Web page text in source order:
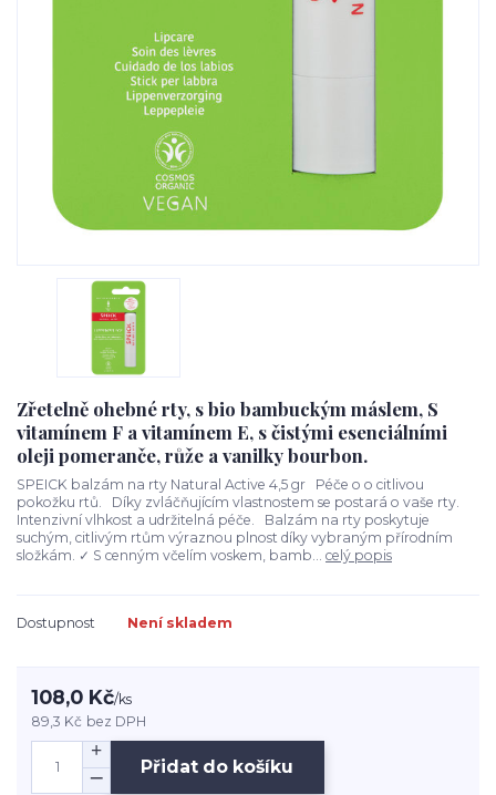
Zřetelně ohebné rty, s bio bambuckým máslem, S
vitamínem F a vitamínem E, s čistými esenciálními
oleji pomeranče, růže a vanilky bourbon.
SPEICK balzám na rty Natural Active 4,5 gr Péče o o citlivou
pokožku rtů. Díky zvláčňujícím vlastnostem se postará o vaše rty.
Intenzivní vlhkost a udržitelná péče. Balzám na rty poskytuje
suchým, citlivým rtům výraznou plnost díky vybraným přírodním
složkám. ✓ S cenným včelím voskem, bamb... celý popis
Dostupnost Není skladem
108,0 Kč/ks
89,3 Kč bez DPH
Přidat do košíku